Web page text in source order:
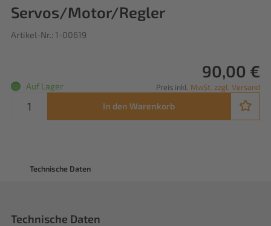
Servos/Motor/Regler
Artikel-Nr.: 1-00619
90,00 €
Preis inkl. MwSt. zzgl. Versand
Auf Lager
In den Warenkorb
Technische Daten
Technische Daten